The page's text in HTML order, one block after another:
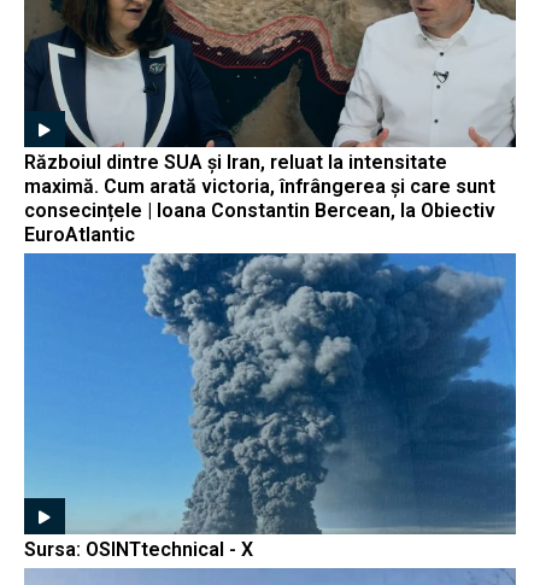
Războiul dintre SUA și Iran, reluat la intensitate
maximă. Cum arată victoria, înfrângerea și care sunt
consecințele | Ioana Constantin Bercean, la Obiectiv
EuroAtlantic
Sursa: OSINTtechnical - X